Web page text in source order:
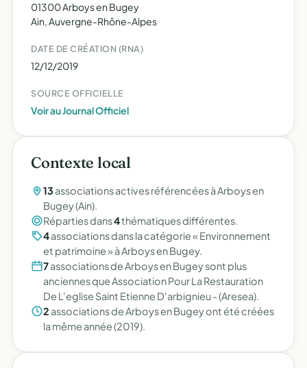
01300 Arboys en Bugey
Ain, Auvergne-Rhône-Alpes
DATE DE CRÉATION (RNA)
12/12/2019
SOURCE OFFICIELLE
Voir au Journal Officiel
Contexte local
13associations actives référencées à Arboys en
Bugey (Ain).
Réparties dans4thématiques différentes.
4associations dans la catégorie « Environnement
et patrimoine » à Arboys en Bugey.
7associations de Arboys en Bugey sont plus
anciennes que Association Pour La Restauration
De L'eglise Saint Etienne D'arbignieu - (Aresea).
2 associations de Arboys en Bugey ont été créées
la même année (2019).